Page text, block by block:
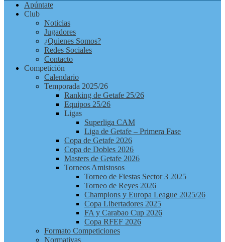
GetafeApúntate
Club
Noticias
Jugadores
¿Quienes Somos?
Redes Sociales
Contacto
Competición
Calendario
Temporada 2025/26
Ranking de Getafe 25/26
Equipos 25/26
Ligas
Superliga CAM
Liga de Getafe – Primera Fase
Copa de Getafe 2026
Copa de Dobles 2026
Masters de Getafe 2026
Torneos Amistosos
Torneo de Fiestas Sector 3 2025
Torneo de Reyes 2026
Champions y Europa League 2025/26
Copa Libertadores 2025
FA y Carabao Cup 2026
Copa RFEF 2026
Formato Competiciones
Normativas